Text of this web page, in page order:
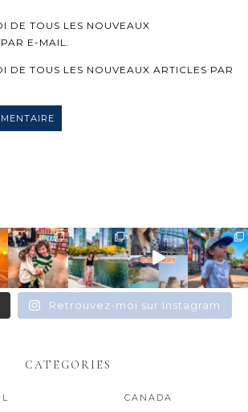
DE TOUS LES NOUVEAUX
E-MAIL.
DE TOUS LES NOUVEAUX ARTICLES PAR
Retrouvez-moi sur Instagram
CATEGORIES
CANADA